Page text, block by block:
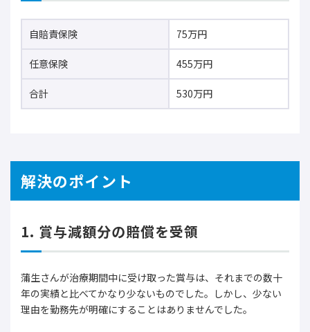
自賠責保険 75万円
任意保険 455万円
合計 530万円
解決のポイント
1. 賞与減額分の賠償を受領
蒲生さんが治療期間中に受け取った賞与は、それまでの数十
年の実績と比べてかなり少ないものでした。しかし、少ない
理由を勤務先が明確にすることはありませんでした。